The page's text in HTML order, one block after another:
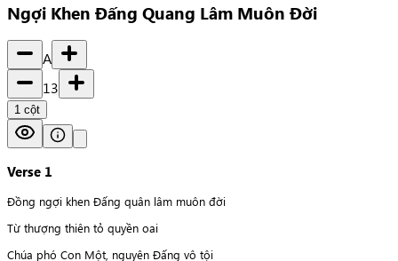
Ngợi Khen Đấng Quang Lâm Muôn Đời
A
13
1 cột
Verse 1
Đồng ngợi khen Đấng quân lâm muôn đời
Từ thượng thiên tỏ quyền oai
Chúa phó Con Một, nguyên Đấng vô tội